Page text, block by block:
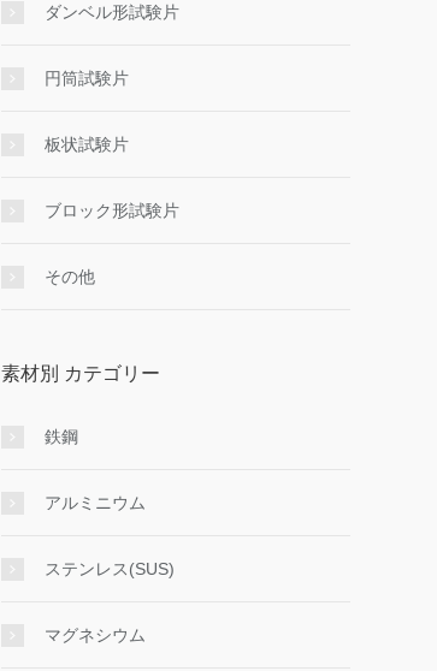
ダンベル形試験片
円筒試験片
板状試験片
ブロック形試験片
その他
素材別 カテゴリー
鉄鋼
アルミニウム
ステンレス(SUS)
マグネシウム